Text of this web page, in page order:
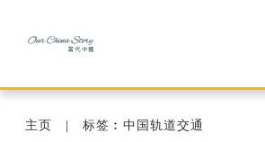
主页 标签︰中国轨道交通